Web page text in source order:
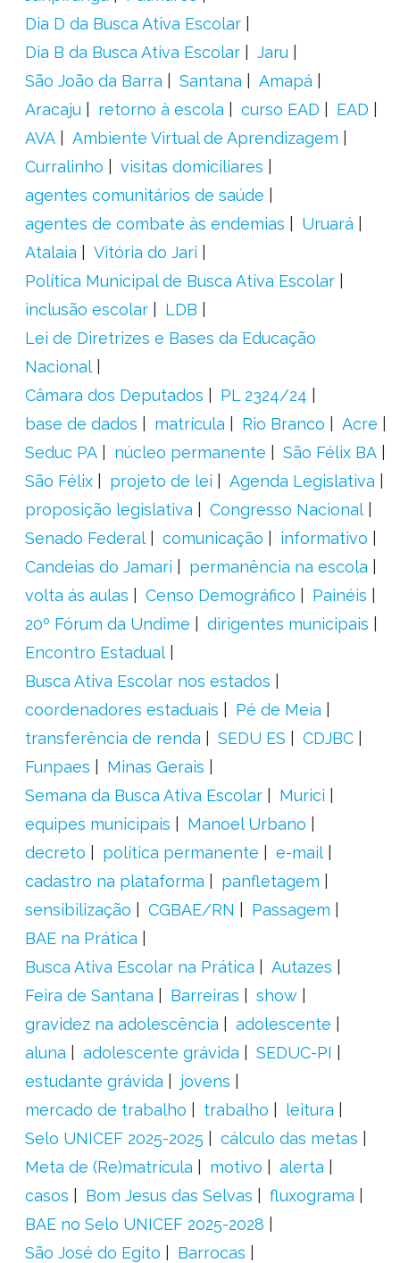
Dia D da Busca Ativa Escolar
Dia B da Busca Ativa Escolar
Jaru
São João da Barra
Santana
Amapá
Aracaju
retorno à escola curso EAD
EAD
AVA
Ambiente Virtual de Aprendizagem
Curralinho
visitas domiciliares
agentes comunitários de saúde
agentes de combate às endemias
Uruará
Atalaia
Vitória do Jari
Política Municipal de Busca Ativa Escolar
inclusão escolar
LDB
Lei de Diretrizes e Bases da Educação
Nacional
Câmara dos Deputados
PL 2324/24
base de dados
matrícula Rio Branco
Acre
Seduc PA
núcleo permanente
São Félix BA
São Félix
projeto de lei
Agenda Legislativa
proposição legislativa
Congresso Nacional
Senado Federal
comunicação
informativo
Candeias do Jamari
permanência na escola
volta ás aulas
Censo Demográfico
Painéis
20º Fórum da Undime
dirigentes municipais
Encontro Estadual
Busca Ativa Escolar nos estados
coordenadores estaduais
Pé de Meia
transferência de renda
SEDU ES
CDJBC
Funpaes
Minas Gerais
Semana da Busca Ativa Escolar
Murici
equipes municipais
Manoel Urbano
decreto
política permanente
e-mail
cadastro na plataforma
panfletagem
sensibilização
CGBAE/RN
Passagem
BAE na Prática
Busca Ativa Escolar na Prática
Autazes
Feira de Santana
Barreiras
show
gravidez na adolescência
adolescente
aluna
adolescente grávida
SEDUC-PI
estudante grávida
jovens
mercado de trabalho
trabalho
leitura
Selo UNICEF 2025-2025
cálculo das metas
Meta de (Re)matrícula
motivo
alerta
casos
Bom Jesus das Selvas
fluxograma
BAE no Selo UNICEF 2025-2028
São José do Egito
Barrocas